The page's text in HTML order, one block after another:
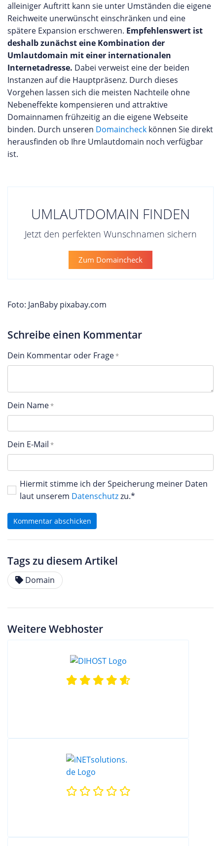
alleiniger Auftritt kann sie unter Umständen die eigene
Reichweite unerwünscht einschränken und eine
spätere Expansion erschweren. Empfehlenswert ist
deshalb zunächst eine Kombination der
Umlautdomain mit einer internationalen
Internetadresse. Dabei verweist eine der beiden
Instanzen auf die Hauptpräsenz. Durch dieses
Vorgehen lassen sich die meisten Nachteile ohne
Nebeneffekte kompensieren und attraktive
Domainnamen frühzeitig an die eigene Webseite
binden. Durch unseren Domaincheck können Sie direkt
herausfinden ob Ihre Umlautdomain noch verfügbar
ist.
UMLAUTDOMAIN FINDEN
Jetzt den perfekten Wunschnamen sichern
Zum Domaincheck
Foto: JanBaby pixabay.com
Schreibe einen Kommentar
Dein Kommentar oder Frage
Dein Name
Dein E-Mail
Hiermit stimme ich der Speicherung meiner Daten
laut unserem Datenschutzzu.*
Kommentar abschicken
Tags zu diesem Artikel
Domain
Weitere Webhoster